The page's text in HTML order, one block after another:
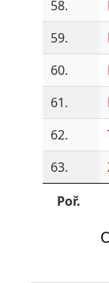
58.
59.
60.
61.
62.
63.
Poř.